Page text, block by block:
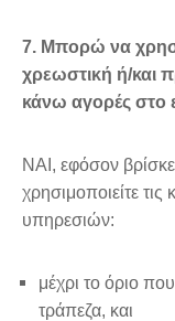
7. Μπορώ να
χρεωστική ή/και
κάνω αγορές στο
ΝΑΙ, εφόσον
χρησιμοποιείτε
υπηρεσιών:
μέχρι το όριο
τράπεζα, και